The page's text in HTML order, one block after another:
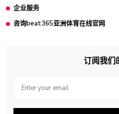
企业服务
咨询beat365亚洲体育在线官网
订阅我们